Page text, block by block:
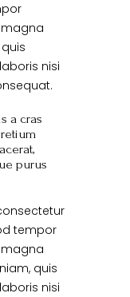
nisi
a cras
purus
tempor
quis
nisi